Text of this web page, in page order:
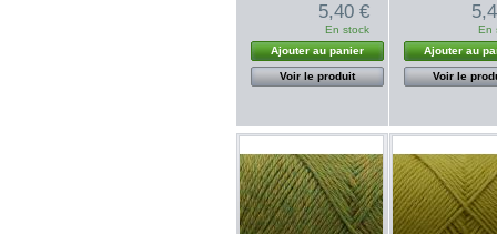
5,40 €
En stock
Ajouter au panier
Voir le produit
En
Ajouter au
Voir le